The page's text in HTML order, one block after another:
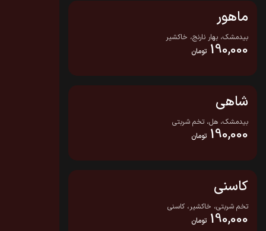
ماهور
بیدمشک، بهار نارنج، خاکشیر
190,000 تومان
شاهی
بیدمشک، هل، تخم شربتی
190,000 تومان
کاسنی
تخم شربتی، خاکشیر، کاسنی
190,000 تومان